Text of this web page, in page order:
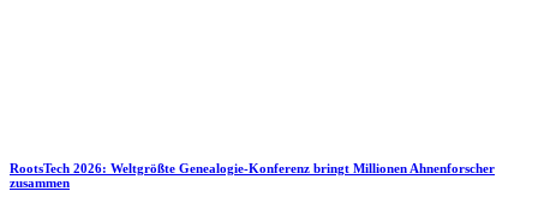
RootsTech 2026: Weltgrößte Genealogie-Konferenz bringt Millionen Ahnenforscher
zusammen